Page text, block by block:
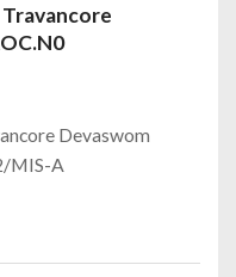
Devaswom
MIS-A